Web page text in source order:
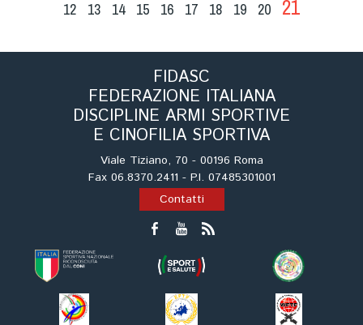
12 13 14 15 16 17 18 19 20 21
FIDASC
FEDERAZIONE ITALIANA
DISCIPLINE ARMI SPORTIVE
E CINOFILIA SPORTIVA
Viale Tiziano, 70 - 00196 Roma
Fax 06.8370.2411 - P.I. 07485301001
Contatti